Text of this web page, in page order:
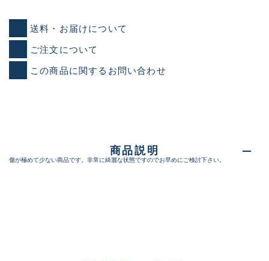
送料・お届けについて
ご注文について
この商品に関するお問い合わせ
商品説明
傷が極めて少ない商品です。非常に綺麗な状態ですのでお早めにご検討下さい。